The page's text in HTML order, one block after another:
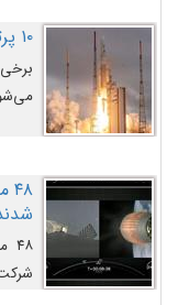
در۱۰ پرتاب برتر موشک آریان ۵ در تمام ادوار